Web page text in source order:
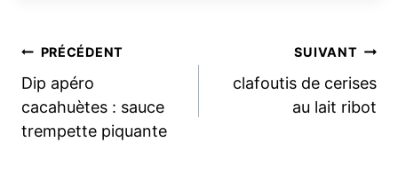
Navigation
de
l’article
PRÉCÉDENT
Dip apéro
cacahuètes : sauce
trempette piquante
SUIVANT
clafoutis de cerises
au lait ribot